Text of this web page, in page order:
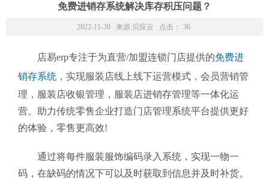
免费进销存系统解决库存积压问题？
2022-11-30 来源: 贝应云 点击： 36
店易erp专注于为直营/加盟连锁门店提供的免费进
销存系统 ，实现服装店线上线下运营模式，会员营销管
理，服装店收银管理，服装店进销存管理等一体化运
营。助力传统零售企业打造门店管理系统平台提供更好
的体验，零售更高效!
通过将每件服装服饰编码录入系统，实现一物一
码，在缺码的情况下可以及时获取到信息并及时补货。